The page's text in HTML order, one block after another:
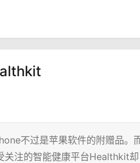
不过是苹果软件的附赠品。
关注的智能健康平台Healthkit却